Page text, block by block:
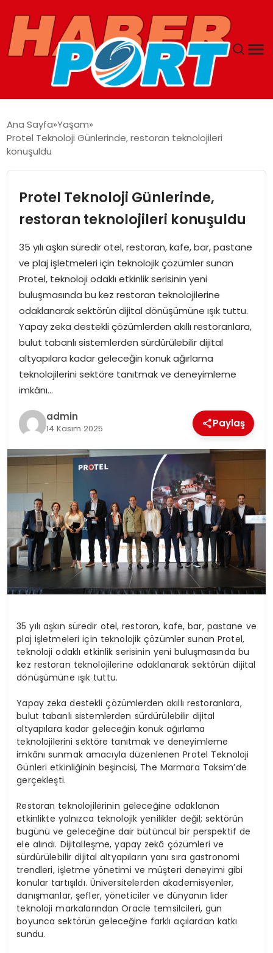
GUNCEL
SPOR
MAGAZIN
SPOR
EĞITIM
OTOMOBIL
EKONOMI
Ana Sayfa Yaşam
Protel Teknoloji Günlerinde, restoran teknolojileri
konuşuldu
Protel Teknoloji Günlerinde,
restoran teknolojileri konuşuldu
35 yılı aşkın süredir otel, restoran, kafe, bar, pastane
ve plaj işletmeleri için teknolojik çözümler sunan
Protel, teknoloji odaklı etkinlik serisinin yeni
buluşmasında bu kez restoran teknolojilerine
odaklanarak sektörün dijital dönüşümüne ışık tuttu.
Yapay zeka destekli çözümlerden akıllı restoranlara,
bulut tabanlı sistemlerden sürdürülebilir dijital
altyapılara kadar geleceğin konuk ağırlama
teknolojilerini sektöre tanıtmak ve deneyimleme
imkânı…
admin
14 Kasım 2025 Paylaş
35 yılı aşkın süredir otel, restoran, kafe, bar, pastane ve
plaj işletmeleri için teknolojik çözümler sunan Protel,
teknoloji odaklı etkinlik serisinin yeni buluşmasında bu
kez restoran teknolojilerine odaklanarak sektörün dijital
dönüşümüne ışık tuttu.
Yapay zeka destekli çözümlerden akıllı restoranlara,
bulut tabanlı sistemlerden sürdürülebilir dijital
altyapılara kadar geleceğin konuk ağırlama
teknolojilerini sektöre tanıtmak ve deneyimleme
imkânı sunmak amacıyla düzenlenen Protel Teknoloji
Günleri etkinliğinin beşincisi, The Marmara Taksim’de
gerçekleşti.
Restoran teknolojilerinin geleceğine odaklanan
etkinlikte yalnızca teknolojik yenilikler değil; sektörün
bugünü ve geleceğine dair bütüncül bir perspektif de
ele alındı. Dijitalleşme, yapay zekâ çözümleri ve
sürdürülebilir dijital altyapıların yanı sıra gastronomi
trendleri, işletme yönetimi ve müşteri deneyimi gibi
konular tartışıldı. Üniversitelerden akademisyenler,
danışmanlar, şefler, yöneticiler ve dünyanın lider
teknoloji markalarından Oracle temsilcileri, gün
boyunca sektörün geleceğine farklı açılardan katkı
sundu.